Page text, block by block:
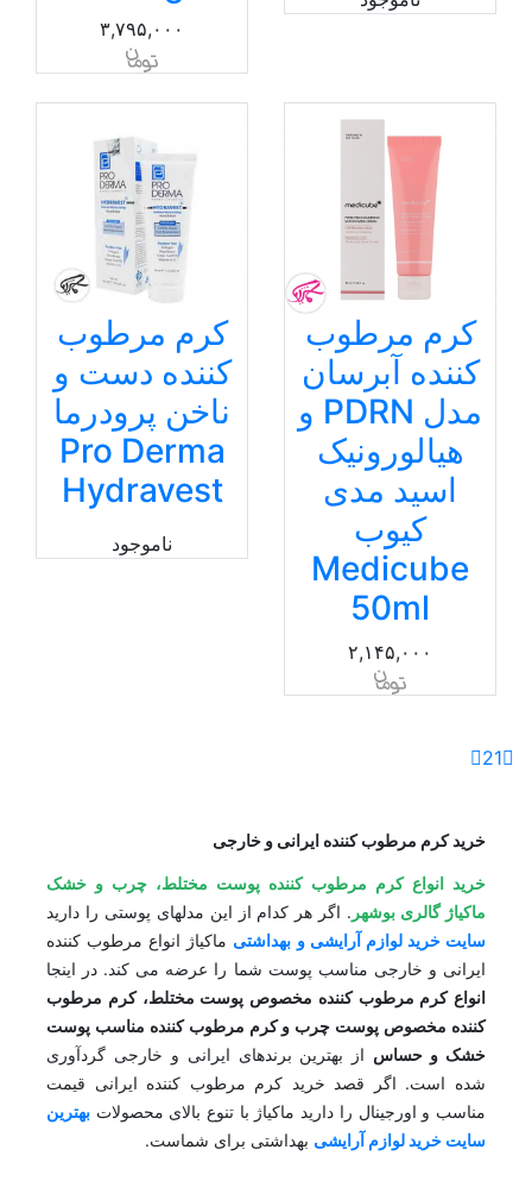
۳,۷۹۵,۰۰۰
کرم مرطوب
کننده آبرسان
مدل PDRN و
هیالورونیک
اسید مدی
کیوب
Medicube
50ml
۲,۱۴۵,۰۰۰
کرم مرطوب
کننده دست و
ناخن پرودرما
Pro Derma
Hydravest
ناموجود
1
2
خرید کرم مرطوب کننده ایرانی و خارجی
خرید انواع کرم مرطوب کننده پوست مختلط، چرب و خشک
ماکیاژ گالری بوشهر. اگر هر کدام از این مدلهای پوستی را دارید
سایت خرید لوازم آرایشی و بهداشتیماکیاژ انواع مرطوب کننده
ایرانی و خارجی مناسب پوست شما را عرضه می کند. در اینجا
انواع کرم مرطوب کننده مخصوص پوست مختلط، کرم مرطوب
کننده مخصوص پوست چرب و کرم مرطوب کننده مناسب پوست
خشک و حساساز بهترین برندهای ایرانی و خارجی گردآوری
شده است. اگر قصد خرید کرم مرطوب کننده ایرانی قیمت
مناسب و اورجینال را دارید ماکیاژ با تنوع بالای محصولاتبهترین
سایت خرید لوازم آرایشیبهداشتی برای شماست.